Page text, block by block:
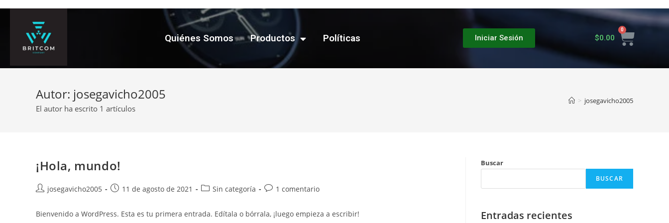
Quiénes Somos Productos Políticas Iniciar Sesión $0.00
Autor: josegavicho2005
El autor ha escrito 1 artículos
> josegavicho2005
¡Hola, mundo!
josegavicho2005 11 de agosto de 2021 Sin categoría 1 comentario
Bienvenido a WordPress. Esta es tu primera entrada. Edítala o bórrala, ¡luego empieza a escribir!
Buscar
BUSCAR
Entradas recientes